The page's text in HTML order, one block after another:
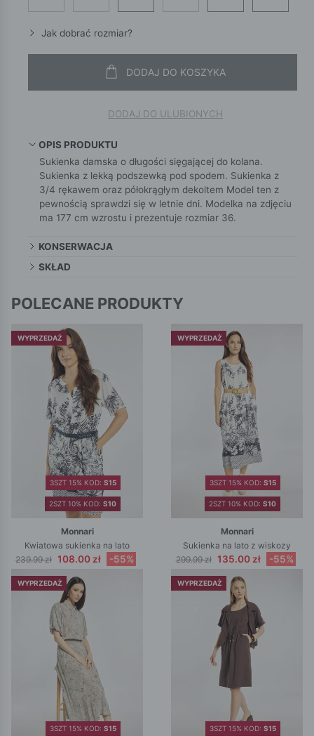
Jak dobrać rozmiar?
DODAJ DO KOSZYKA
DODAJ DO ULUBIONYCH
OPIS PRODUKTU
Sukienka damska o długości sięgającej do kolana.
Sukienka z lekką podszewką pod spodem. Sukienka z
3/4 rękawem oraz półokrągłym dekoltem Model ten z
pewnością sprawdzi się w letnie dni. Modelka na zdjęciu
ma 177 cm wzrostu i prezentuje rozmiar 36.
KONSERWACJA
SKŁAD
POLECANE PRODUKTY
WYPRZEDAŻ
2SZT 10% KOD: S10
3SZT 15% KOD: S15
Monnari
Kwiatowa sukienka na lato
239.99 zł 108.00 zł -55%
WYPRZEDAŻ
2SZT 10% KOD: S10
3SZT 15% KOD: S15
Monnari
Sukienka na lato z wiskozy
299.99 zł 135.00 zł -55%
WYPRZEDAŻ
3SZT 15% KOD: S15
WYPRZEDAŻ
3SZT 15% KOD: S15